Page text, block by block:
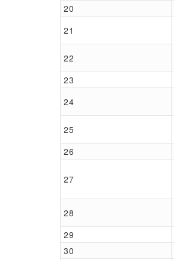
20
21
22
23
24
25
26
27
28
29
30